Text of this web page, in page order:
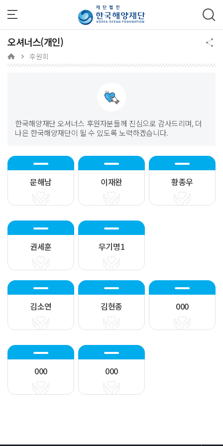
본문 바로가기
주메뉴 바로가기
하단 바로가기
오셔너스(개인)
후원회
한국해양재단 오셔너스 후원자분들께 진심으로 감사드리며, 더
나은 한국해양재단이 될 수 있도록 노력하겠습니다.
문해남 이재완 황종우
권세훈 무기명1
김소연 김현종 000
000 000